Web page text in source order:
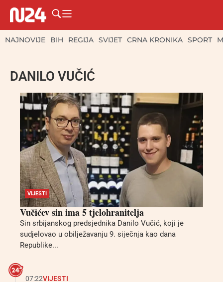
NAJNOVIJE BIH REGIJA SVIJET CRNA KRONIKA SPORT
DANILO VUČIĆ
VIJESTI
Vučićev sin ima 5 tjelohranitelja
Sin srbijanskog predsjednika Danilo Vučić, koji je
sudjelovao u obilježavanju 9. siječnja kao dana
Republike...
07:22VIJESTI